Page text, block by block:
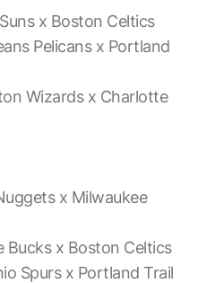
x Boston Celtics
Pelicans x Portland
Wizards x Charlotte
x Milwaukee
Bucks x Boston Celtics
Spurs x Portland Trail